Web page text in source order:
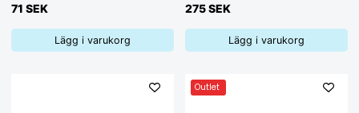
71 SEK
Lägg i varukorg
275 SEK
Lägg i varukorg
Outlet